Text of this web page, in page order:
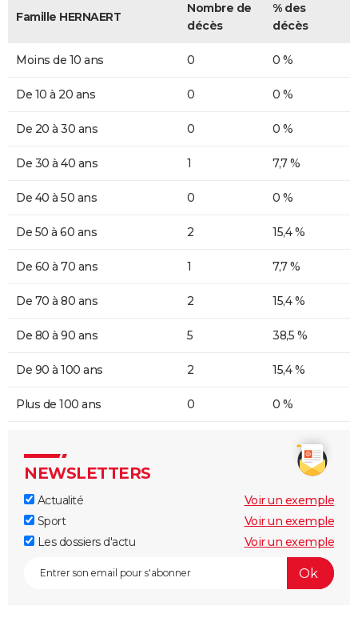
Famille HERNAERT
Nombre de
décès
% des
décès
Moins de 10 ans 0 0 %
De 10 à 20 ans 0 0 %
De 20 à 30 ans 0 0 %
De 30 à 40 ans 1 7,7 %
De 40 à 50 ans 0 0 %
De 50 à 60 ans 2 15,4 %
De 60 à 70 ans 1 7,7 %
De 70 à 80 ans 2 15,4 %
De 80 à 90 ans 5 38,5 %
De 90 à 100 ans 2 15,4 %
Plus de 100 ans 0 0 %
NEWSLETTERS
Actualité
Voir un exemple
Sport
Voir un exemple
Les dossiers d'actu
Voir un exemple